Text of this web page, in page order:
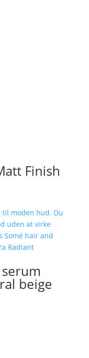
Finish
beige